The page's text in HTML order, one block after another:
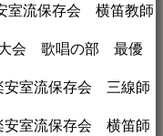
室流保存会 横笛教師
大会 歌唱の部 最優
安室流保存会 三線師
安室流保存会 横笛師